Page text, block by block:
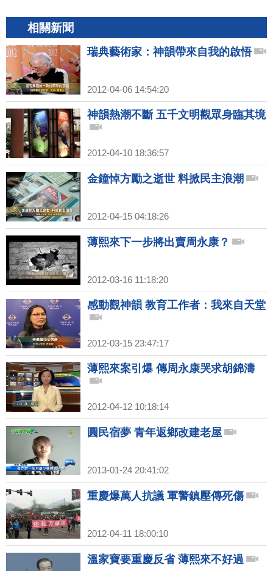
相關新聞
瑞典藝術家：神韻帶來自我的啟悟
2012-04-06 14:54:20
神韻熱潮不斷 五千文明觀眾身臨其境
2012-04-10 18:36:57
金鐘悼方勵之逝世 料掀民主浪潮
2012-04-15 04:18:26
薄熙來下一步將出賣周永康？
2012-03-16 11:18:20
感動觀神韻 教育工作者：我來自天堂
2012-03-15 23:47:17
薄熙來案引爆 傳周永康哭求胡錦濤
2012-04-12 10:18:14
圓民宿夢 青年返鄉改建老屋
2013-01-24 20:41:02
重慶爆萬人抗議 軍警鎮壓傳死傷
2012-04-11 18:00:10
溫家寶要重慶反省 薄熙來不好過